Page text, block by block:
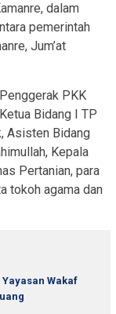
dalam
pemerintah
Jum’at
PKK
Bidang I TP
Asisten Bidang
Kepala
Pertanian, para
tokoh agama dan
Wakaf